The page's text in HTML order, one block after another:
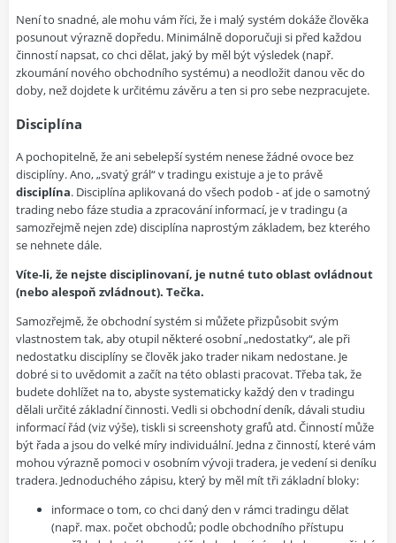
Není to snadné, ale mohu vám říci, že i malý systém dokáže člověka
posunout výrazně dopředu. Minimálně doporučuji si před každou
činností napsat, co chci dělat, jaký by měl být výsledek (např.
zkoumání nového obchodního systému) a neodložit danou věc do
doby, než dojdete k určitému závěru a ten si pro sebe nezpracujete.
Disciplína
A pochopitelně, že ani sebelepší systém nenese žádné ovoce bez
disciplíny. Ano, „svatý grál“ v tradingu existuje a je to právě
disciplína. Disciplína aplikovaná do všech podob - ať jde o samotný
trading nebo fáze studia a zpracování informací, je v tradingu (a
samozřejmě nejen zde) disciplína naprostým základem, bez kterého
se nehnete dále.
Víte-li, že nejste disciplinovaní, je nutné tuto oblast ovládnout
(nebo alespoň zvládnout). Tečka.
Samozřejmě, že obchodní systém si můžete přizpůsobit svým
vlastnostem tak, aby otupil některé osobní „nedostatky“, ale při
nedostatku disciplíny se člověk jako trader nikam nedostane. Je
dobré si to uvědomit a začít na této oblasti pracovat. Třeba tak, že
budete dohlížet na to, abyste systematicky každý den v tradingu
dělali určité základní činnosti. Vedli si obchodní deník, dávali studiu
informací řád (viz výše), tiskli si screenshoty grafů atd. Činností může
být řada a jsou do velké míry individuální. Jedna z činností, které vám
mohou výrazně pomoci v osobním vývoji tradera, je vedení si deníku
tradera. Jednoduchého zápisu, který by měl mít tři základní bloky:
informace o tom, co chci daný den v rámci tradingu dělat
(např. max. počet obchodů; podle obchodního přístupu